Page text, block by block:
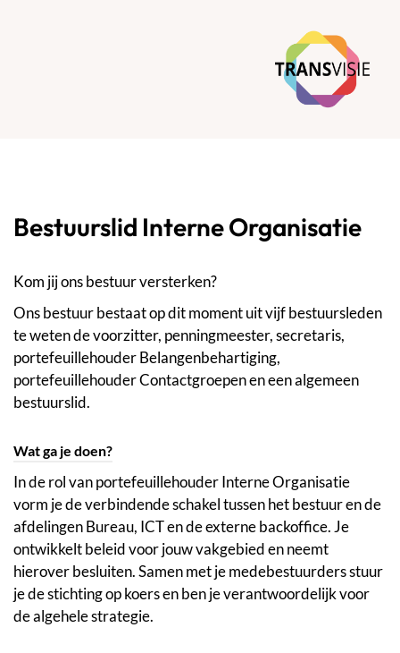
Bestuurslid Interne Organisatie
Kom jij ons bestuur versterken?
Ons bestuur bestaat op dit moment uit vijf bestuursleden
te weten de voorzitter, penningmeester, secretaris,
portefeuillehouder Belangenbehartiging,
portefeuillehouder Contactgroepen en een algemeen
bestuurslid.
Wat ga je doen?
In de rol van portefeuillehouder Interne Organisatie
vorm je de verbindende schakel tussen het bestuur en de
afdelingen Bureau, ICT en de externe backoffice. Je
ontwikkelt beleid voor jouw vakgebied en neemt
hierover besluiten. Samen met je medebestuurders stuur
je de stichting op koers en ben je verantwoordelijk voor
de algehele strategie.